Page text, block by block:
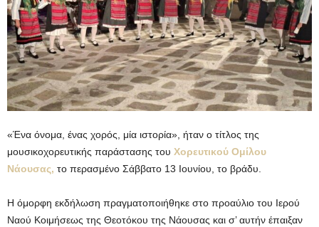
«Ένα όνομα, ένας χορός, μία ιστορία», ήταν ο τίτλος της
μουσικοχορευτικής παράστασης του Χορευτικού Ομίλου
Νάουσας, το περασμένο Σάββατο 13 Ιουνίου, το βράδυ.
Η όμορφη εκδήλωση πραγματοποιήθηκε στο προαύλιο του Ιερού
Ναού Κοιμήσεως της Θεοτόκου της Νάουσας και σ’ αυτήν έπαιξαν